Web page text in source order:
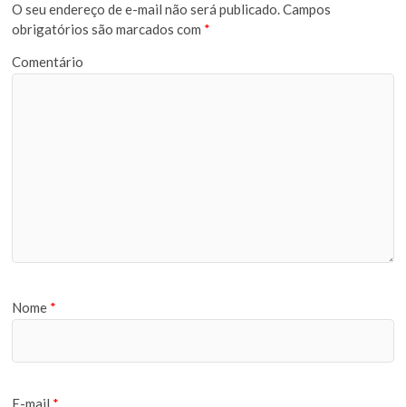
O seu endereço de e-mail não será publicado.Campos
obrigatórios são marcados com *
Comentário
Nome *
E-mail *